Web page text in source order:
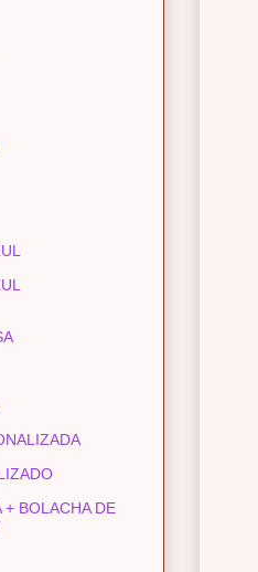
+ BOLACHA DE